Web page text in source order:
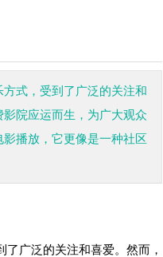
式，受到了广泛的关注和
院应运而生，为广大观众
播放，它更像是一种社区
广泛的关注和喜爱。然而，